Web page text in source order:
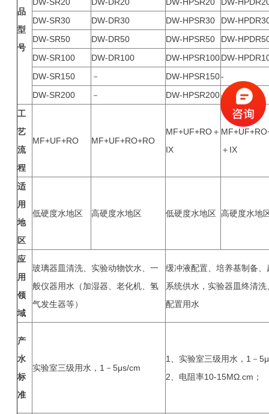
品
型
号
DW-SR20 DW-DR20 DW-HPSR20
DW-
DW-SR30
DW-DR30 DW-HPSR30
DW-
DW-SR50
DW-DR50 DW-HPSR50
DW-
DW-SR100
DW-DR100 DW-HPSR100DW-
DW-SR150
－ DW-HPSR150-
DW-SR200
－ DW-HPSR200-
工
艺
流
程
MF+UF+RO MF+UF+RO+RO
MF+UF+RO＋
IX
＋IX
适
用
地
区
低硬度水地区 高硬度水地区 低硬度水地区 高硬度水地
应
用
领
域
玻璃器皿清洗、实验动物饮水、一
般仪器用水（加湿器、老化机、氢
气发生器等）
缓冲液配置、培养基制备、
系统供水，实验器皿终清洗
配置用水
产
水
标
准
实验室三级用水，1－5μs/cm
1、实验室三级用水，1－
2、电阻率10-15MΩ.cm；